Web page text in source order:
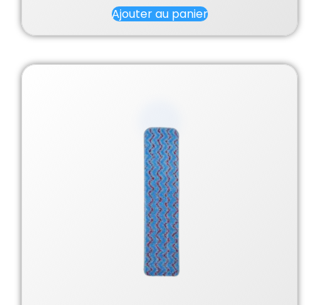
Ajouter au panier